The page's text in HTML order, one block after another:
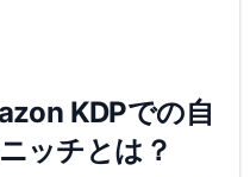
KDPでの自
ッチとは？